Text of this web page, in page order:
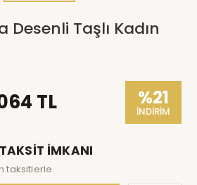
Desenli Taşlı Kadın
TL %21
İNDİRİM
İMKANI
taksitlerle